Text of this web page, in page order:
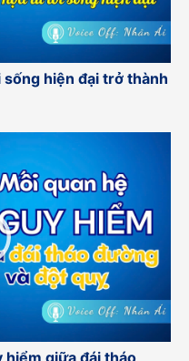
hiện đại trở thành
hiểm giữa đái tháo